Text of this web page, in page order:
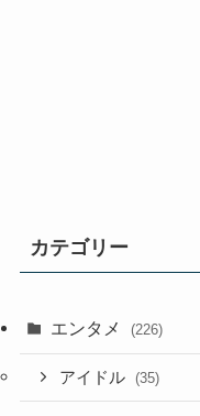
カテゴリー
エンタメ (226)
アイドル (35)